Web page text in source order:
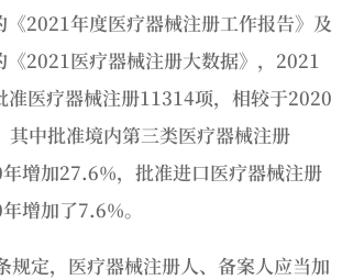
2021年度医疗器械注册工作报告》及
2021医疗器械注册大数据》，2021
准医疗器械注册11314项，相较于2020
中批准境内第三类医疗器械注册
增加27.6%，批准进口医疗器械注册
增加了7.6%。
规定，医疗器械注册人、备案人应当加